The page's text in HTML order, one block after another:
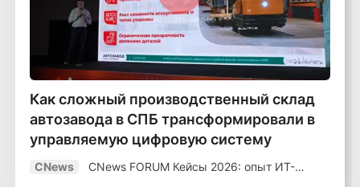
Смотреть видео
Как сложный производственный склад
автозавода в СПБ трансформировали в
управляемую цифровую систему
CNews
CNews FORUM Кейсы 2026: опыт ИТ-